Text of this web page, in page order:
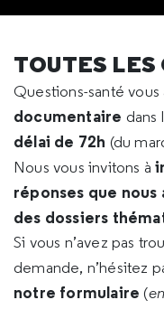
TOUTES
Questions-santé
documentaire dans
délai de 72h (du
Nous vous invitons à
réponses que nous
des dossiers
Si vous n’avez pas
demande, n’hésitez
notre formulaire (